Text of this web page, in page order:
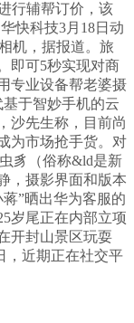
行辅帮订价，该
快科技3月18日动
机，据报道。旅
即可5秒实现对商
专业设备帮老婆摄
于智妙手机的云
沙先生称，目前尚
为市场抢手货。对
豸（俗称&ld是新
，摄影界面和版本
”晒出华为客服的
岁尾正在内部立项
开封山景区玩耍
，近期正在社交平